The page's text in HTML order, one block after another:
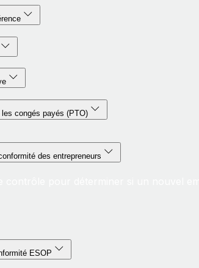
congés payés (PTO)
des entrepreneurs
ESOP